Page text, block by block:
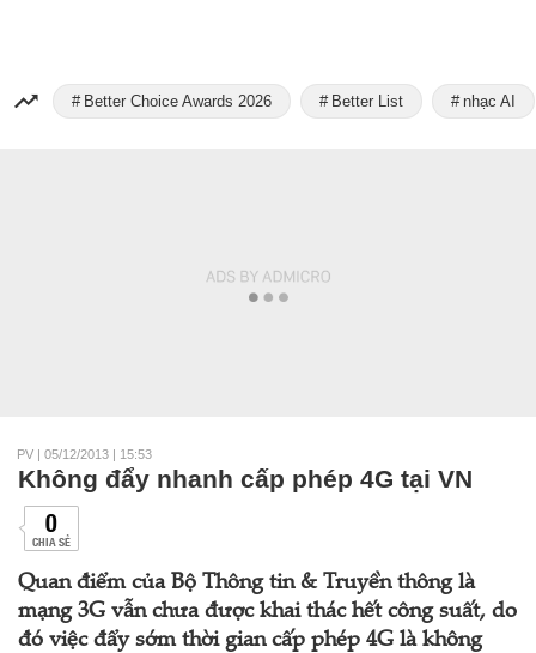
Better Choice Awards 2026 Better List nhạc AI
PV | 05/12/2013 | 15:53
Không đẩy nhanh cấp phép 4G tại VN
0
CHIA SẺ
Quan điểm của Bộ Thông tin & Truyền thông là
mạng 3G vẫn chưa được khai thác hết công suất, do
đó việc đẩy sớm thời gian cấp phép 4G là không